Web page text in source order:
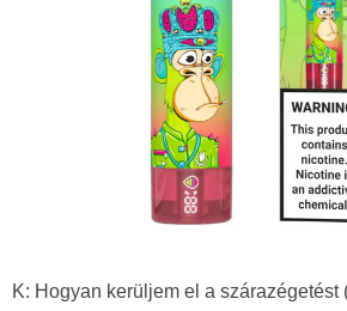
K: Hogyan kerüljem el a szárazégetést